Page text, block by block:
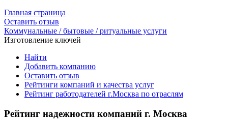
Главная страница
Оставить отзыв
Коммунальные / бытовые / ритуальные услуги
Изготовление ключей
Найти
Добавить компанию
Оставить отзыв
Рейтинги компаний и качества услуг
Рейтинг работодателей г.Москва по отраслям
Рейтинг надежности компаний г. Москва